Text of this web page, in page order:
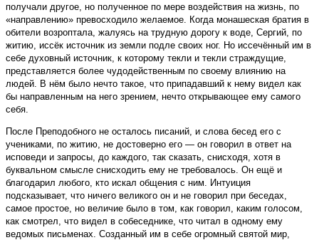
получали другое, но полученное по мере воздействия на жизнь, по
«направлению» превосходило желаемое. Когда монашеская братия в
обители возроптала, жалуясь на трудную дорогу к воде, Сергий, по
житию, иссёк источник из земли подле своих ног. Но иссечённый им в
себе духовный источник, к которому текли и текли страждущие,
представляется более чудодейственным по своему влиянию на
людей. В нём было нечто такое, что припадавший к нему видел как
бы направленным на него зрением, нечто открывающее ему самого
себя.
После Преподобного не осталось писаний, и слова бесед его с
учениками, по житию, не достоверно его — он говорил в ответ на
исповеди и запросы, до каждого, так сказать, снисходя, хотя в
буквальном смысле снисходить ему не требовалось. Он ещё и
благодарил любого, кто искал общения с ним. Интуиция
подсказывает, что ничего великого он и не говорил при беседах,
самое простое, но величие было в том, как говорил, каким голосом,
как смотрел, что видел в собеседнике, что читал в одному ему
ведомых письменах. Созданный им в себе огромный святой мир,